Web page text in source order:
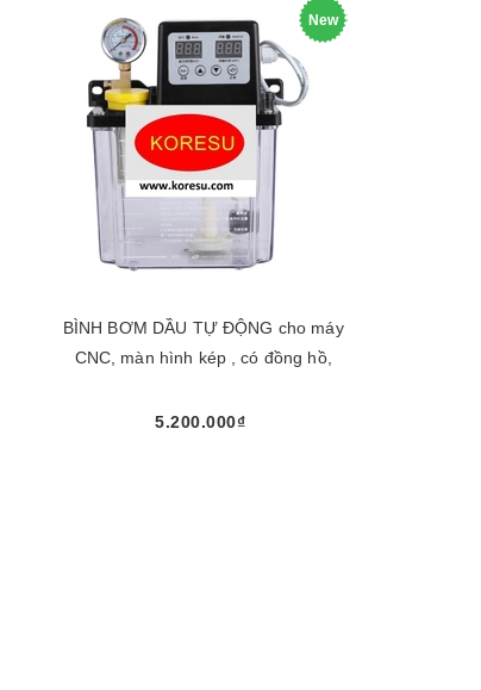
New
BÌNH BƠM DẦU TỰ ĐỘNG cho máy
CNC, màn hình kép , có đồng hồ,
5.200.000₫